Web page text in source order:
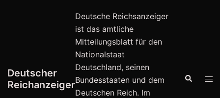
Deutscher
Reichanzeiger
Deutsche Reichsanzeiger
ist das amtliche
Mitteilungsblatt für den
Nationalstaat
Deutschland, seinen
Bundesstaaten und dem
Deutschen Reich. Im
Suche